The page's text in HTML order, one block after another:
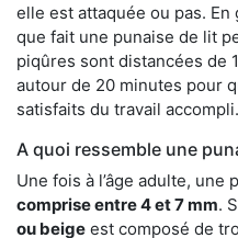
elle est attaquée ou pas.
que fait une punaise de lit
piqûres sont distancées de
autour de 20 minutes pour
satisfaits du travail accompli.
A quoi ressemble une
Une fois à l’âge adulte, une
comprise entre 4 et 7 mm.
ou beige est composé de